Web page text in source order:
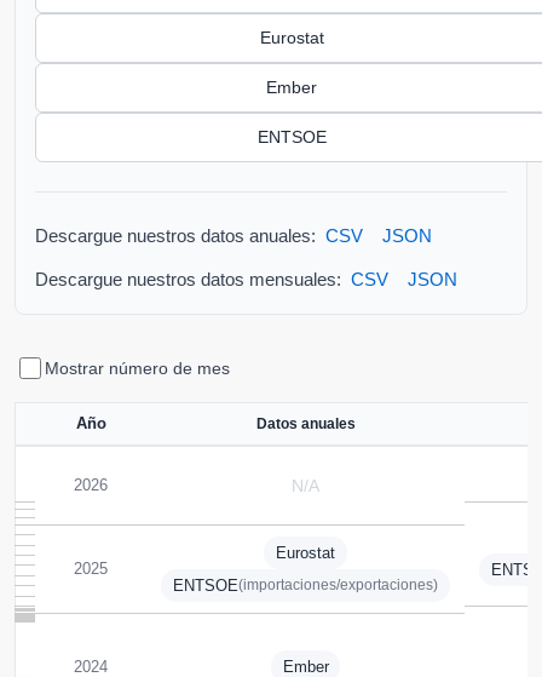
Eurostat
Ember
ENTSOE
Descargue nuestros datos anuales: CSV JSON
Descargue nuestros datos mensuales: CSV JSON
Mostrar número de mes
Año Datos anuales
2026 N/A
2025
Eurostat
ENTSOE(importaciones/exportaciones)
2024 Ember